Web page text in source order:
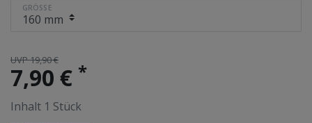
GRÖSSE
UVP 19,90 €
7,90 € *
Inhalt 1 Stück